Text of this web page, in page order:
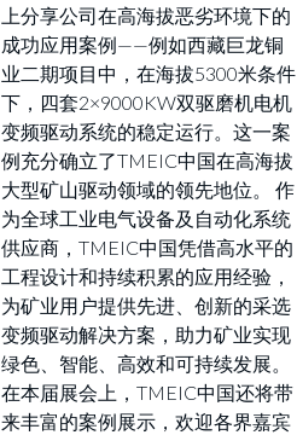
上分享公司在高海拔恶劣环境下的
成功应用案例——例如西藏巨龙铜
业二期项目中，在海拔5300米条件
下，四套2×9000KW双驱磨机电机
变频驱动系统的稳定运行。这一案
例充分确立了TMEIC中国在高海拔
大型矿山驱动领域的领先地位。 作
为全球工业电气设备及自动化系统
供应商，TMEIC中国凭借高水平的
工程设计和持续积累的应用经验，
为矿业用户提供先进、创新的采选
变频驱动解决方案，助力矿业实现
绿色、智能、高效和可持续发展。
在本届展会上，TMEIC中国还将带
来丰富的案例展示，欢迎各界嘉宾